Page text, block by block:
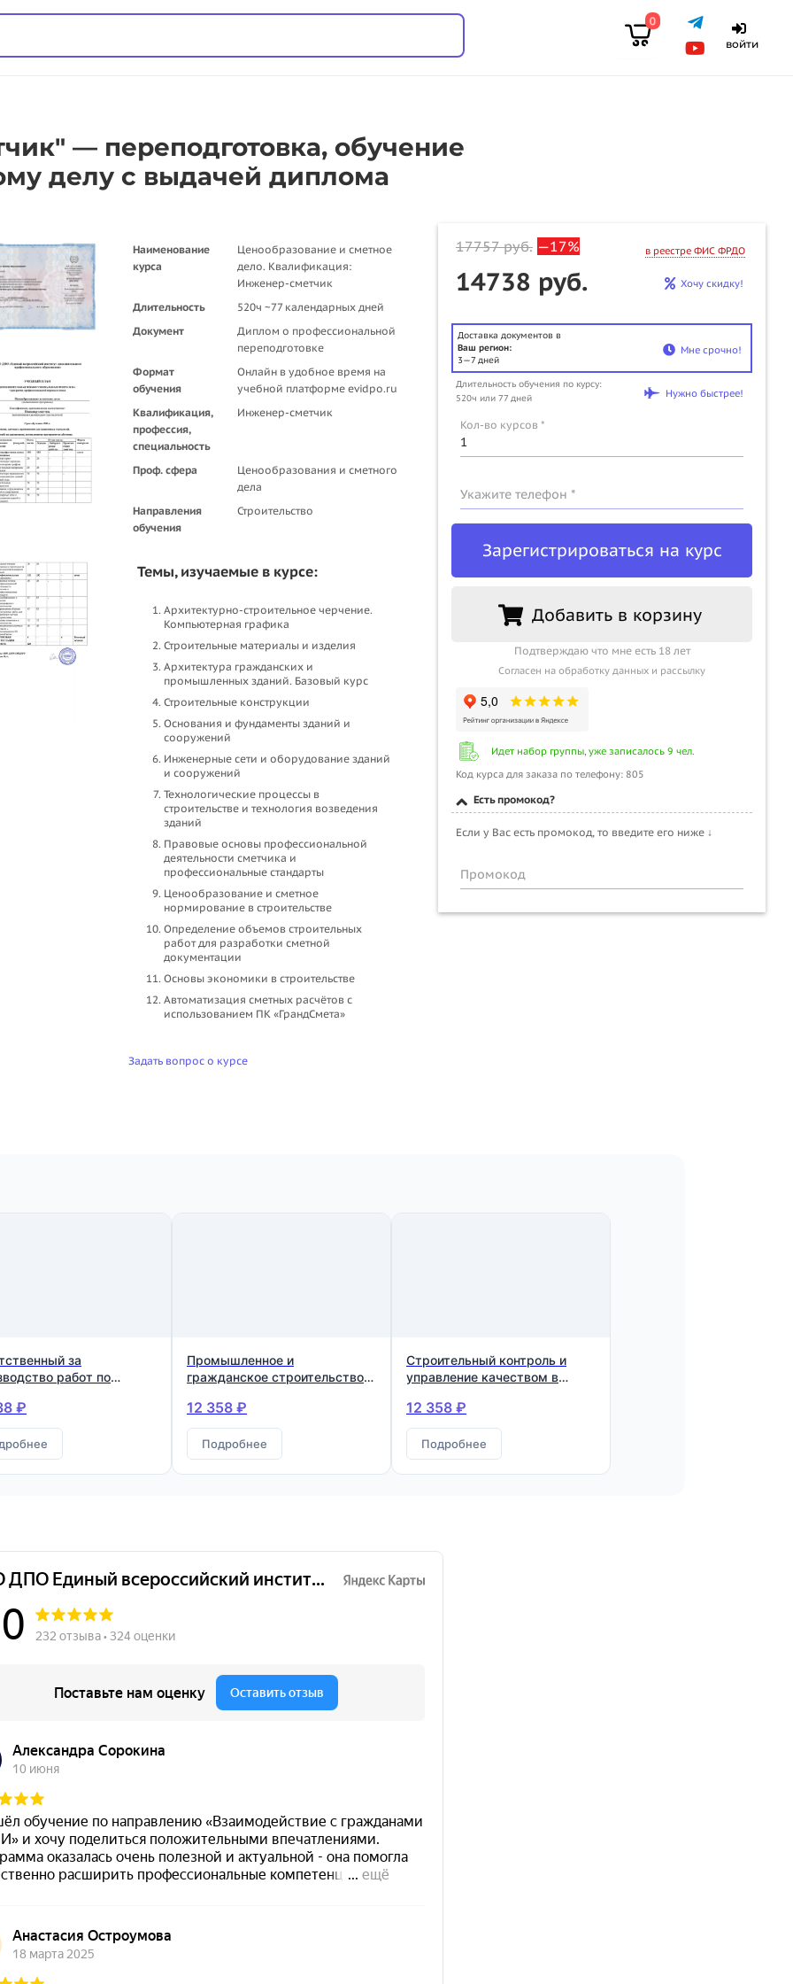
0
войти
— переподготовка, обучение
делу с выдачей диплома
Наименование
курса
Ценообразование и сметное
дело. Квалификация:
Инженер-сметчик
Длительность
520ч ~77 календарных дней
Документ
Диплом о профессиональной
переподготовке
Формат
обучения
Онлайн в удобное время на
учебной платформе evidpo.ru
Квалификация,
профессия,
специальность
Инженер-сметчик
Проф. сфера
Ценообразования и сметного
дела
Направления
обучения
Строительство
Темы, изучаемые в курсе:
Архитектурно-строительное черчение.
Компьютерная графика
Строительные материалы и изделия
Архитектура гражданских и
промышленных зданий. Базовый курс
Строительные конструкции
Основания и фундаменты зданий и
сооружений
Инженерные сети и оборудование зданий
и сооружений
Технологические процессы в
строительстве и технология возведения
зданий
Правовые основы профессиональной
деятельности сметчика и
профессиональные стандарты
Ценообразование и сметное
нормирование в строительстве
Определение объемов строительных
работ для разработки сметной
документации
Основы экономики в строительстве
Автоматизация сметных расчётов с
использованием ПК «ГрандСмета»
Задать вопрос о курсе
17757руб. —17% в реестре ФИС ФРДО
14738 руб. Хочу скидку!
Доставка документов в
Ваш регион:
3—7 дней
Мне срочно!
Длительность обучения по курсу:
520ч или 77 дней
Нужно быстрее!
Кол-во курсов *
Укажите телефон *
Зарегистрироваться на курс
Добавить в корзину
Подтверждаю что мне есть 18 лет
Согласен на обработку данных и рассылку
Идет набор группы, уже записалось 9 чел.
Код курса для заказа по телефону: 805
Есть промокод?
Если у Вас есть промокод, то введите его ниже ↓
Промокод
за
работ по
и вентиляционных
в жилых зданиях
₽
Промышленное и
гражданское строительство.
строитель
12 358 ₽
Подробнее
Строительный контроль и
управление качеством в
Квалификация: Инженер по
строительному контролю
12 358 ₽
Подробнее